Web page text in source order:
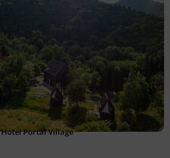
Hotel Portal Village